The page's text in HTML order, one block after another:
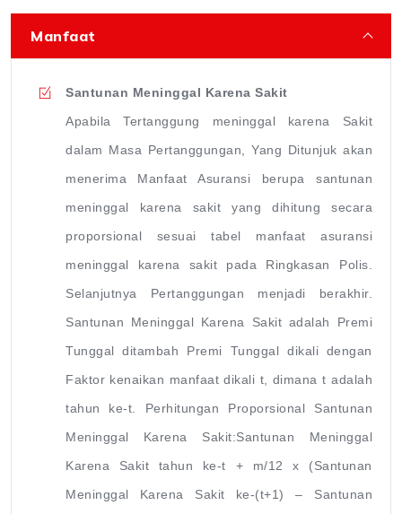
Manfaat
Santunan Meninggal Karena Sakit
Apabila Tertanggung meninggal karena Sakit
dalam Masa Pertanggungan, Yang Ditunjuk akan
menerima Manfaat Asuransi berupa santunan
meninggal karena sakit yang dihitung secara
proporsional sesuai tabel manfaat asuransi
meninggal karena sakit pada Ringkasan Polis.
Selanjutnya Pertanggungan menjadi berakhir.
Santunan Meninggal Karena Sakit adalah Premi
Tunggal ditambah Premi Tunggal dikali dengan
Faktor kenaikan manfaat dikali t, dimana t adalah
tahun ke-t. Perhitungan Proporsional Santunan
Meninggal Karena Sakit:Santunan Meninggal
Karena Sakit tahun ke-t + m/12 x (Santunan
Meninggal Karena Sakit ke-(t+1) – Santunan